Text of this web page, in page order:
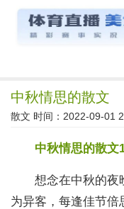
中秋情思的散文
散文 时间：2022-09-01
中秋情思的散文
想念在中秋的夜
为异客，每逢佳节倍